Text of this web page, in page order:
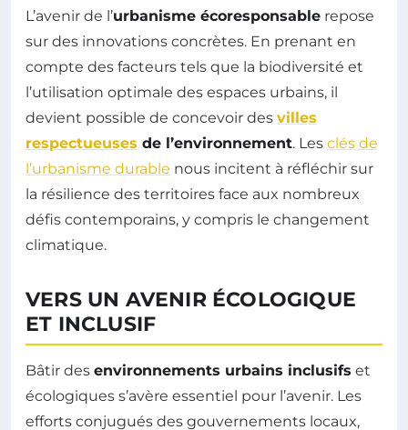
L’avenir de l’urbanisme écoresponsable repose
sur des innovations concrètes. En prenant en
compte des facteurs tels que la biodiversité et
l’utilisation optimale des espaces urbains, il
devient possible de concevoir des villes
respectueuses de l’environnement. Les clés de
l’urbanisme durable nous incitent à réfléchir sur
la résilience des territoires face aux nombreux
défis contemporains, y compris le changement
climatique.
VERS UN AVENIR ÉCOLOGIQUE
ET INCLUSIF
Bâtir des environnements urbains inclusifs et
écologiques s’avère essentiel pour l’avenir. Les
efforts conjugués des gouvernements locaux,